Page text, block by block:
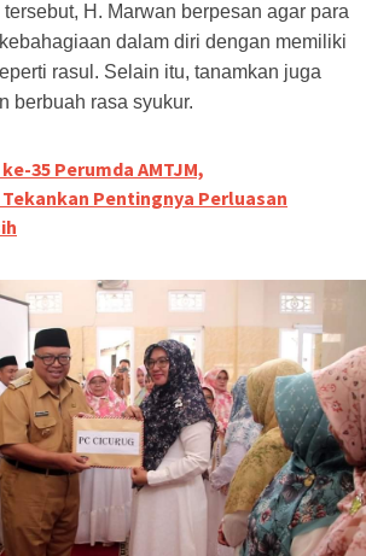
H. Marwan berpesan agar para
dalam diri dengan memiliki
rasul. Selain itu, tanamkan juga
berbuah rasa syukur.
35 Perumda AMTJM,
Pentingnya Perluasan